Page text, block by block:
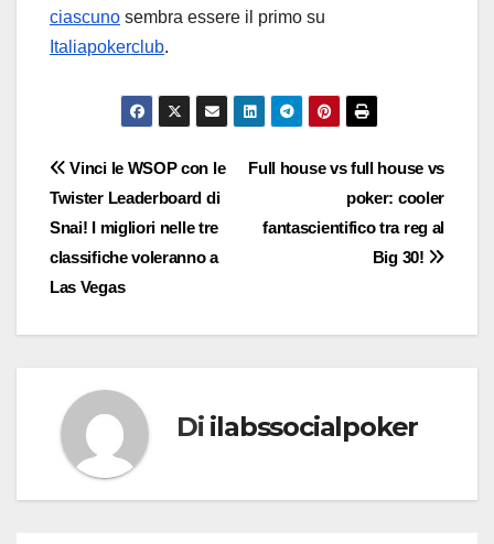
ciascuno sembra essere il primo su
Italiapokerclub.
Navigazione
articoli
Full house vs full house vs
poker: cooler
fantascientifico tra reg al
Big 30!
Vinci le WSOP con le
Twister Leaderboard di
Snai! I migliori nelle tre
classifiche voleranno a
Las Vegas
Di ilabssocialpoker